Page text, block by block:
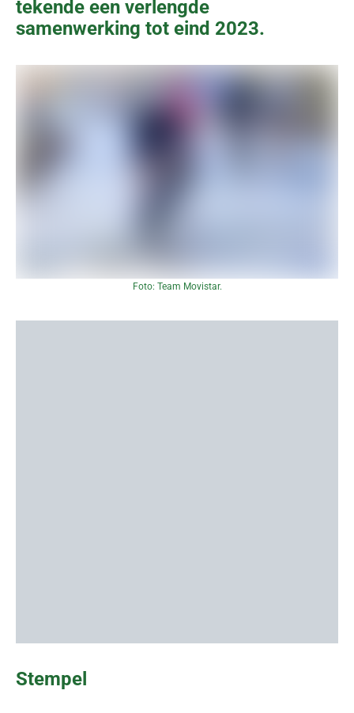
tekende een verlengde
samenwerking tot eind 2023.
Foto: Team Movistar.
Stempel